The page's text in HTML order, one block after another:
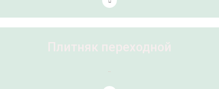
Плитняк переходной